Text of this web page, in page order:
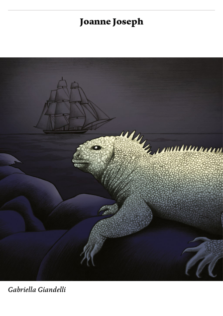
Joanne Joseph
Gabriella Giandelli